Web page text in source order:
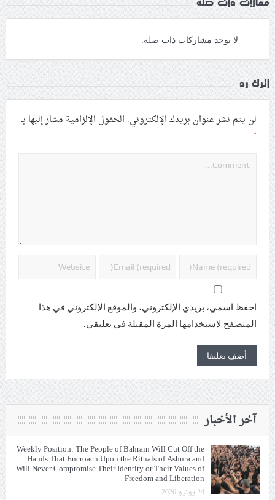
لا توجد مشاركات ذات صلة.
اترك رد
لن يتم نشر عنوان بريدك الإلكتروني. الحقول الإلزامية مشار إليها بـ
*
احفظ اسمي، بريدي الإلكتروني، والموقع الإلكتروني في هذا
المتصفح لاستخدامها المرة المقبلة في تعليقي.
آخر الأخبار
Weekly Position: The People of Bahrain Will Cut Off the
Hands That Encroach Upon the Rituals of Ashura and
Will Never Compromise Their Identity or Their Values of
Freedom and Liberation
24 يونيو 2026